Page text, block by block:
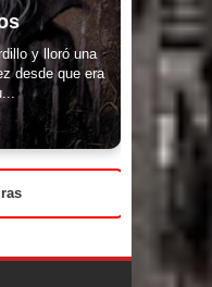
y lloró una
desde que era